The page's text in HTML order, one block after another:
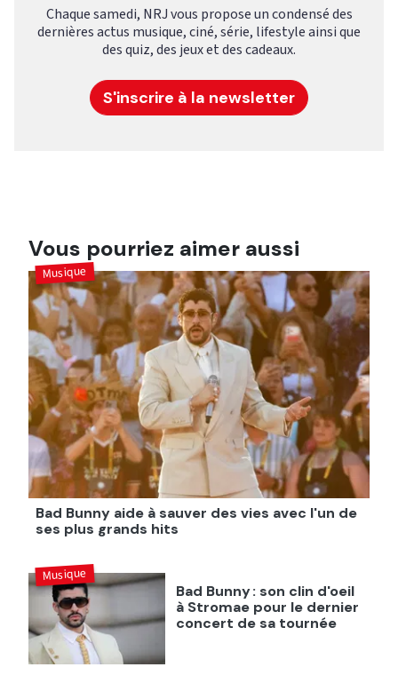
Chaque samedi, NRJ vous propose un condensé des
dernières actus musique, ciné, série, lifestyle ainsi que
des quiz, des jeux et des cadeaux.
S'inscrire à la newsletter
Vous pourriez aimer aussi
Bad Bunny aide à sauver des vies avec l'un de
ses plus grands hits
Musique
Bad Bunny : son clin d'oeil
à Stromae pour le dernier
concert de sa tournée
Musique